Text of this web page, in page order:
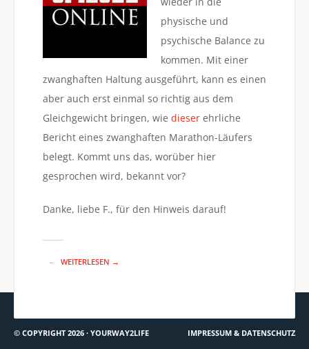
physische und
psychische Balance zu
kommen. Mit einer
zwanghaften Haltung ausgeführt, kann es einen
aber auch erst einmal so richtig aus dem
Gleichgewicht bringen, wie dieser ehrliche
Bericht eines zwanghaften Marathon-Läufers
belegt. Kommt uns das, worüber hier
gesprochen wird, bekannt vor?
Danke, liebe F., für den Hinweis darauf!
WEITERLESEN →
© COPYRIGHT 2026 · YOURWAY2LIFE IMPRESSUM & DATENSCHUTZ